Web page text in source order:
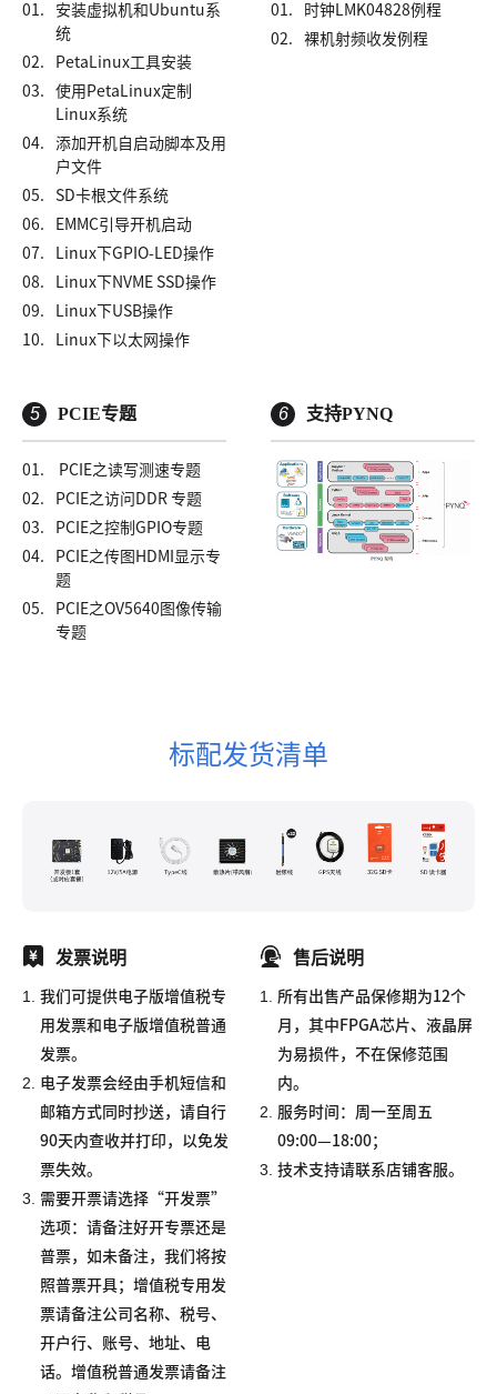
01.
安装虚拟机和Ubuntu系
统
02.
PetaLinux工具安装
03.
使用PetaLinux定制
Linux系统
04.
添加开机自启动脚本及用
户文件
05.
SD卡根文件系统
06.
EMMC引导开机启动
07.
Linux下GPIO-LED操作
08.
Linux下NVME SSD操作
09.
Linux下USB操作
10.
Linux下以太网操作
01.
时钟LMK04828例程
02.
裸机射频收发例程
5 PCIE专题
01.
PCIE之读写测速专题
02.
PCIE之访问DDR 专题
03.
PCIE之控制GPIO专题
04.
PCIE之传图HDMI显示专
题
05.
PCIE之OV5640图像传输
专题
6 支持PYNQ
标配发货清单
发票说明
1. 我们可提供电子版增值税专
用发票和电子版增值税普通
发票。
2. 电子发票会经由手机短信和
邮箱方式同时抄送，请自行
90天内查收并打印，以免发
票失效。
3. 需要开票请选择“开发票”
选项：请备注好开专票还是
普票，如未备注，我们将按
照普票开具；增值税专用发
票请备注公司名称、税号、
开户行、账号、地址、电
话。增值税普通发票请备注
售后说明
1. 所有出售产品保修期为12个
月，其中FPGA芯片、液晶屏
为易损件，不在保修范围
内。
2. 服务时间：周一至周五
09:00—18:00；
3. 技术支持请联系店铺客服。